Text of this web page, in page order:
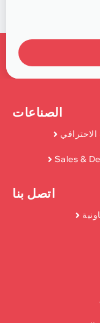
الصناعات
Sales &
اتصل بنا